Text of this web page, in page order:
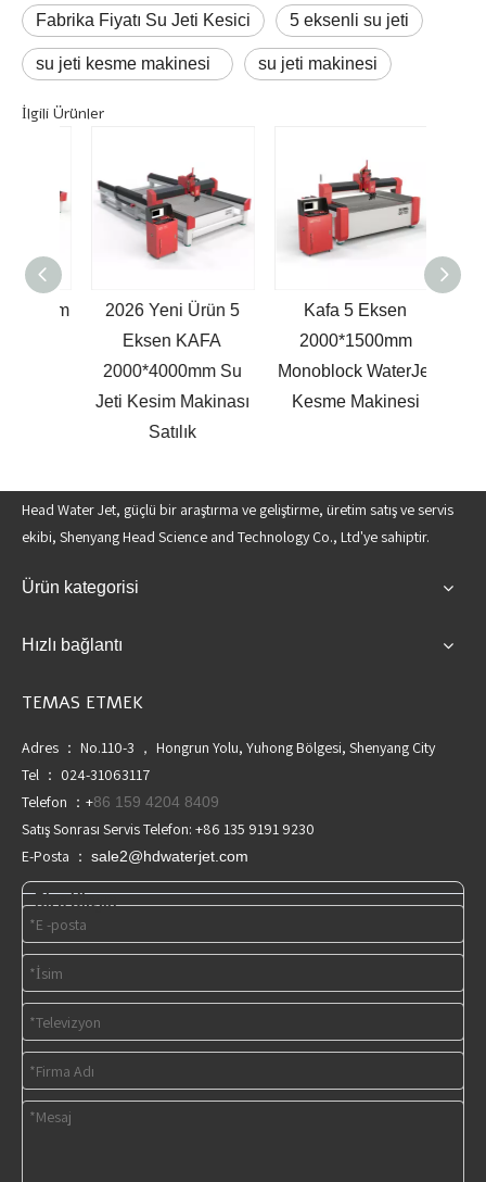
Fabrika Fiyatı Su Jeti Kesici 5 eksenli su jeti
su jeti kesme makinesi su jeti makinesi
İlgili Ürünler
2026 Yeni Ürün 5
Eksen KAFA
2000*4000mm Su
Jeti Kesim Makinası
Satılık
Kafa 5 Eksen
2000*1500mm
Monoblock WaterJet
Kesme Makinesi
Head Water Jet, güçlü bir araştırma ve geliştirme, üretim satış ve servis
ekibi, Shenyang Head Science and Technology Co., Ltd'ye sahiptir.
Ürün kategorisi
Hızlı bağlantı
TEMAS ETMEK
Adres ： No.110-3 ， Hongrun Yolu, Yuhong Bölgesi, Shenyang City
Tel ： 024-31063117
Telefon ：+86 159 4204 8409
Satış Sonrası Servis Telefon: +86 135 9191 9230
E-Posta ： sale2@hdwaterjet.com
Bize Ulaşın